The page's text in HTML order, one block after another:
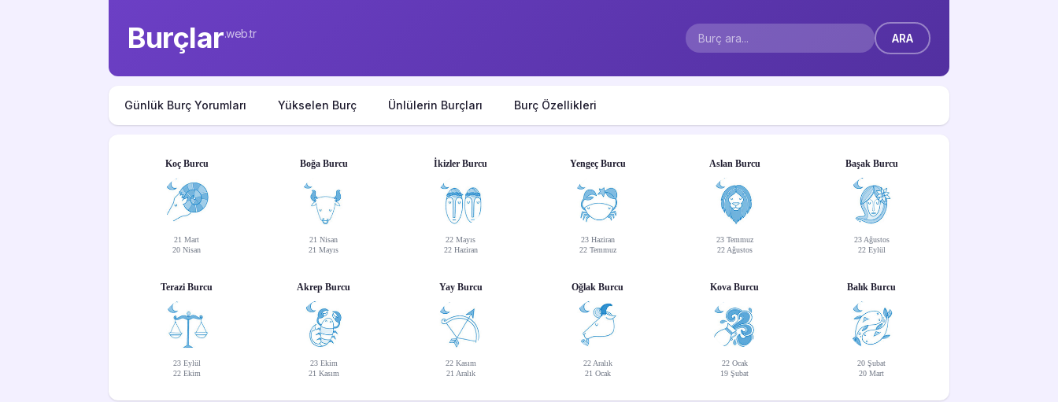
Burçlar.web.tr
Günlük Burç Yorumları Yükselen Burç Ünlülerin Burçları Burç Özellikleri
Koç Burcu
21 Mart
20 Nisan
Boğa Burcu
21 Nisan
21 Mayıs
İkizler Burcu
22 Mayıs
22 Haziran
Yengeç Burcu
23 Haziran
22 Temmuz
Aslan Burcu
23 Temmuz
22 Ağustos
Başak Burcu
23 Ağustos
22 Eylül
Terazi Burcu
23 Eylül
22 Ekim
Akrep Burcu
23 Ekim
21 Kasım
Yay Burcu
22 Kasım
21 Aralık
Oğlak Burcu
22 Aralık
21 Ocak
Kova Burcu
22 Ocak
19 Şubat
Balık Burcu
20 Şubat
20 Mart